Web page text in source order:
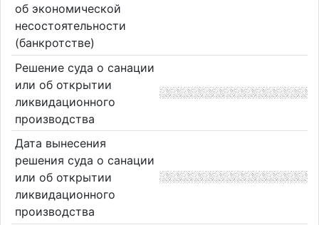
об экономической
несостоятельности
(банкротстве)
Решение суда о санации
или об открытии
ликвидационного
производства
Дата вынесения
решения суда о санации
или об открытии
ликвидационного
производства